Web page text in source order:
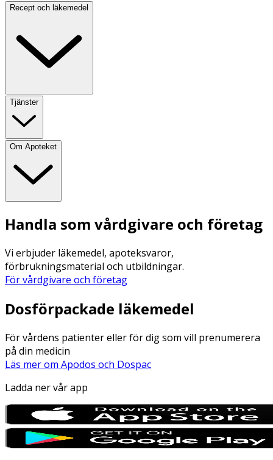
Recept och läkemedel
Tjänster
Om Apoteket
Handla som vårdgivare och företag
Vi erbjuder läkemedel, apoteksvaror,
förbrukningsmaterial och utbildningar.
För vårdgivare och företag
Dosförpackade läkemedel
För vårdens patienter eller för dig som vill prenumerera
på din medicin
Läs mer om Apodos och Dospac
Ladda ner vår app